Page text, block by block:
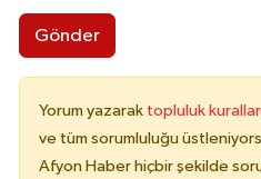
Gönder
Yorum yazarak topluluk
ve tüm sorumluluğu
Afyon Haber hiçbir şekilde